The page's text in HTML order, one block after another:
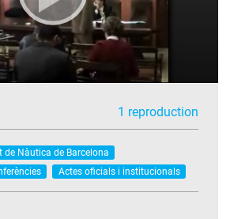
1 reproduction
de Nàutica de Barcelona
Actes oficials i institucionals